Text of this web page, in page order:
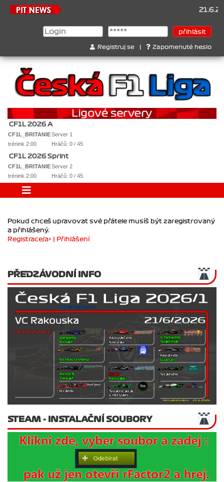
Registruj se Zapomenuté heslo
CF1L 2026 A
CF1L_BRITANIEServer 1
trénink 2:00
Hráčů: 0 / 45
CF1L 2026 Sprint
CF1L_BRITANIE
Server 2
trénink 2:00
Hráčů: 0 / 45
Pokud chceš upravovat své přátele musíš být zaregistrovaný
a přihlášený.
PŘEDZÁVODNÍ INFO
STEAM - INSTALAČNÍ SOUBORY